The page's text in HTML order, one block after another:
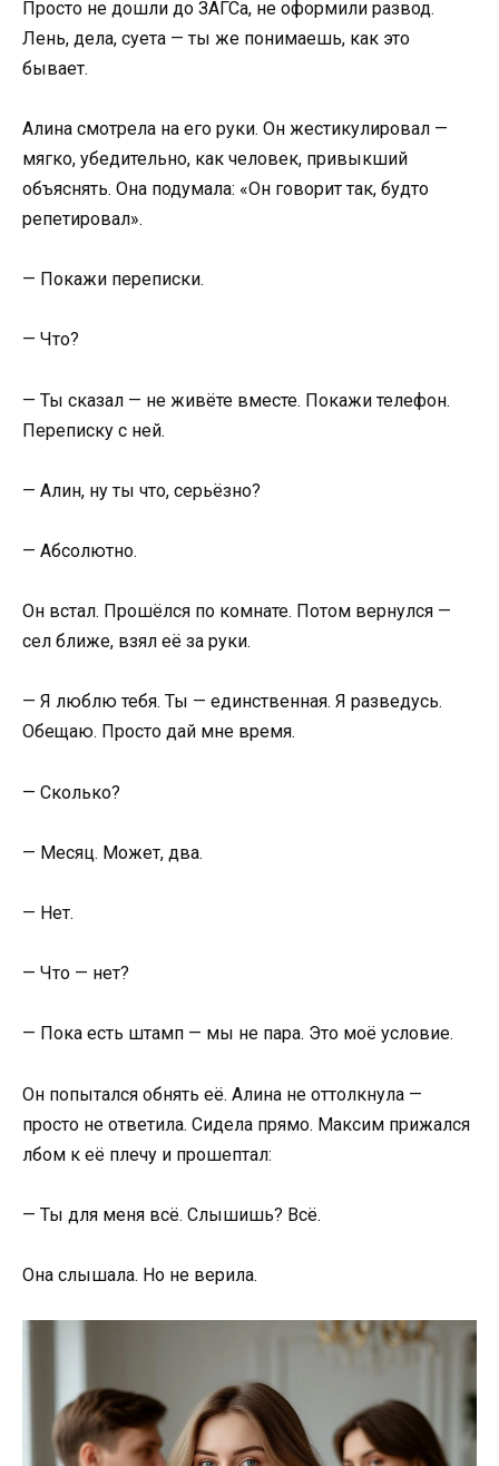
Просто не дошли до ЗАГСа, не оформили развод.
Лень, дела, суета — ты же понимаешь, как это
бывает.
Алина смотрела на его руки. Он жестикулировал —
мягко, убедительно, как человек, привыкший
объяснять. Она подумала: «Он говорит так, будто
репетировал».
— Покажи переписки.
— Что?
— Ты сказал — не живёте вместе. Покажи телефон.
Переписку с ней.
— Алин, ну ты что, серьёзно?
— Абсолютно.
Он встал. Прошёлся по комнате. Потом вернулся —
сел ближе, взял её за руки.
— Я люблю тебя. Ты — единственная. Я разведусь.
Обещаю. Просто дай мне время.
— Сколько?
— Месяц. Может, два.
— Нет.
— Что — нет?
— Пока есть штамп — мы не пара. Это моё условие.
Он попытался обнять её. Алина не оттолкнула —
просто не ответила. Сидела прямо. Максим прижался
лбом к её плечу и прошептал:
— Ты для меня всё. Слышишь? Всё.
Она слышала. Но не верила.